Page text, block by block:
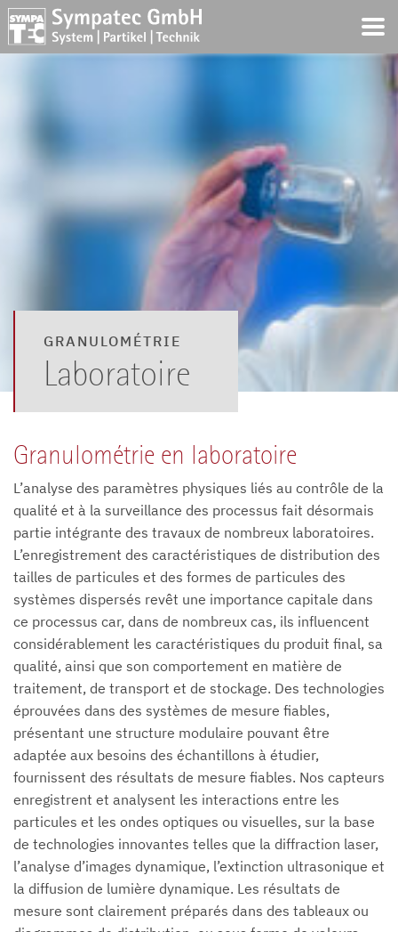
GRANULOMÉTRIE
Laboratoire
Granulométrie en laboratoire
L’analyse des paramètres physiques liés au contrôle de la
qualité et à la surveillance des processus fait désormais
partie intégrante des travaux de nombreux laboratoires.
L’enregistrement des caractéristiques de distribution des
tailles de particules et des formes de particules des
systèmes dispersés revêt une importance capitale dans
ce processus car, dans de nombreux cas, ils influencent
considérablement les caractéristiques du produit final, sa
qualité, ainsi que son comportement en matière de
traitement, de transport et de stockage. Des technologies
éprouvées dans des systèmes de mesure fiables,
présentant une structure modulaire pouvant être
adaptée aux besoins des échantillons à étudier,
fournissent des résultats de mesure fiables. Nos capteurs
enregistrent et analysent les interactions entre les
particules et les ondes optiques ou visuelles, sur la base
de technologies innovantes telles que la diffraction laser,
l’analyse d’images dynamique, l’extinction ultrasonique et
la diffusion de lumière dynamique. Les résultats de
mesure sont clairement préparés dans des tableaux ou